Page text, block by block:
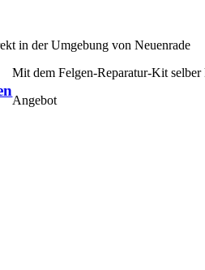
in der Umgebung von Neuenrade
Mit dem Felgen-Reparatur-Kit
Angebot